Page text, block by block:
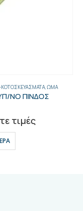
, ΩΜΆ
ΝΟ ΠΙΝΔΟΣ
τιμές